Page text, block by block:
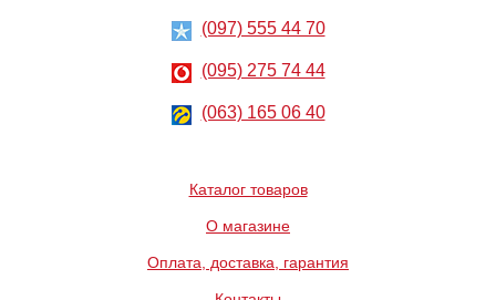
Маска Scappa
Блайндфолд
595 грн
лубрикантов и
28 г (5 штук)
431
(097) 555 44 70
(095) 275 74 44
(063) 165 06 40
Каталог товаров
О магазине
Оплата, доставка, гарантия